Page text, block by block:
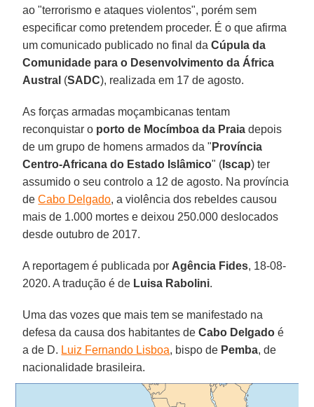
ao "terrorismo e ataques violentos", porém sem
especificar como pretendem proceder. É o que afirma
um comunicado publicado no final daCúpula da
Comunidade para o Desenvolvimento da África
Austral (SADC), realizada em 17 de agosto.
As forças armadas moçambicanas tentam
reconquistar o porto de Mocímboa da Praia depois
de um grupo de homens armados da " Província
Centro-Africana do Estado Islâmico" ( Iscap) ter
assumido o seu controlo a 12 de agosto. Na província
deCabo Delgado, a violência dos rebeldes causou
mais de 1.000 mortes e deixou 250.000 deslocados
desde outubro de 2017.
A reportagem é publicada por Agência Fides, 18-08-
2020. A tradução é de Luisa Rabolini.
Uma das vozes que mais tem se manifestado na
defesa da causa dos habitantes deCabo Delgado é
a de D. Luiz Fernando Lisboa, bispo de Pemba, de
nacionalidade brasileira.